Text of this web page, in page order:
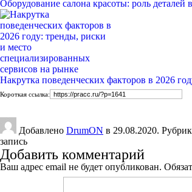
Оборудование салона красоты: роль деталей
Накрутка поведенческих факторов в 2026
Короткая ссылка:
Добавлено DrumON в 29.08.2020.
запись
Добавить комментарий
Ваш адрес email не будет опубликован.